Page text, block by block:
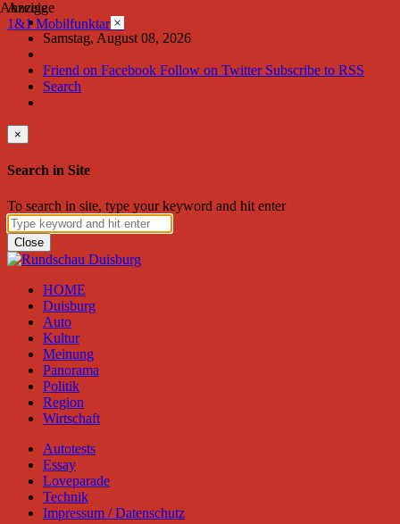
Samstag, August 08, 2026
Friend on Facebook Follow on Twitter Subscribe to RSS
Search
×
Search in Site
To search in site, type your keyword and hit enter
Close
HOME
Duisburg
Auto
Kultur
Meinung
Panorama
Politik
Region
Wirtschaft
Autotests
Essay
Loveparade
Technik
Impressum / Datenschutz
Anzeige
×
1&1 Mobilfunktarife
Anzeige